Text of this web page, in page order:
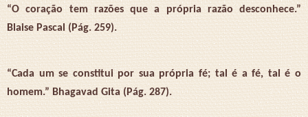
“O coração tem razões que a própria razão desconhece.”
Blaise Pascal (Pág. 259).
“Cada um se constitui por sua própria fé; tal é a fé, tal é o
homem.” Bhagavad Gita (Pág. 287).